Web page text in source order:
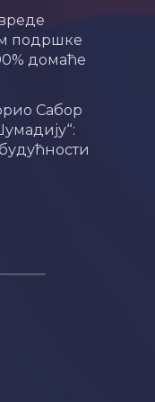
подршке
домаће
Сабор